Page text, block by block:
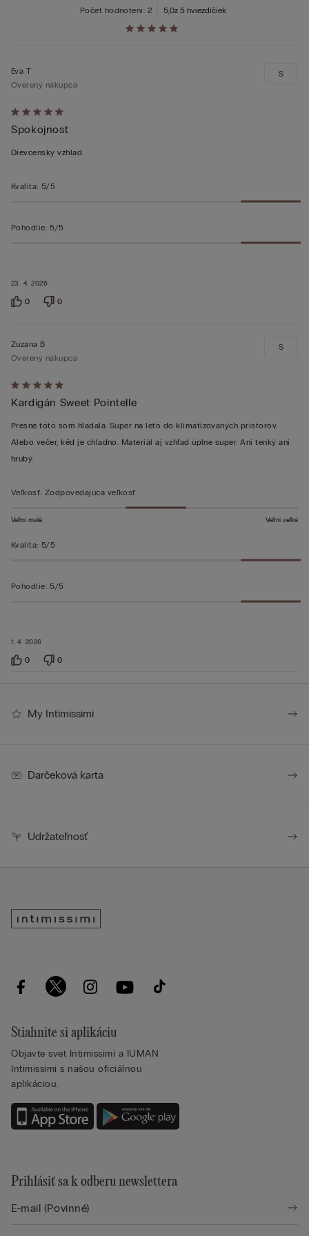
5,0z 5 hviezdičiek
Počet hodnotení: 2
Hodnotenie:
5
z 5
23. 4. 2026
Eva T
Overený nákupca
Spokojnost
Dievcensky vzhlad
S
Kvalita: 5/5
Pohodlie: 5/5
0 0
Hodnotenie:
5
z 5
1. 4. 2026
Zuzana B
Overený nákupca
Kardigán Sweet Pointelle
Presne toto som hladala. Super na leto do klimatizovaných pristorov.
Alebo večer, kěd je chladno. Materiál aj vzhľad úplne super. Ani tenký ani
hrubý.
S
Veľkosť: Zodpovedajúca veľkosť
Veľmi malé Veľmi veľké
Kvalita: 5/5
Pohodlie: 5/5
0 0
My Intimissimi
Darčeková karta
Udržateľnosť
Stiahnite si aplikáciu
Objavte svet Intimissimi a IUMAN
Intimissimi s našou oficiálnou
aplikáciou.
Prihlásiť sa k odberu newslettera